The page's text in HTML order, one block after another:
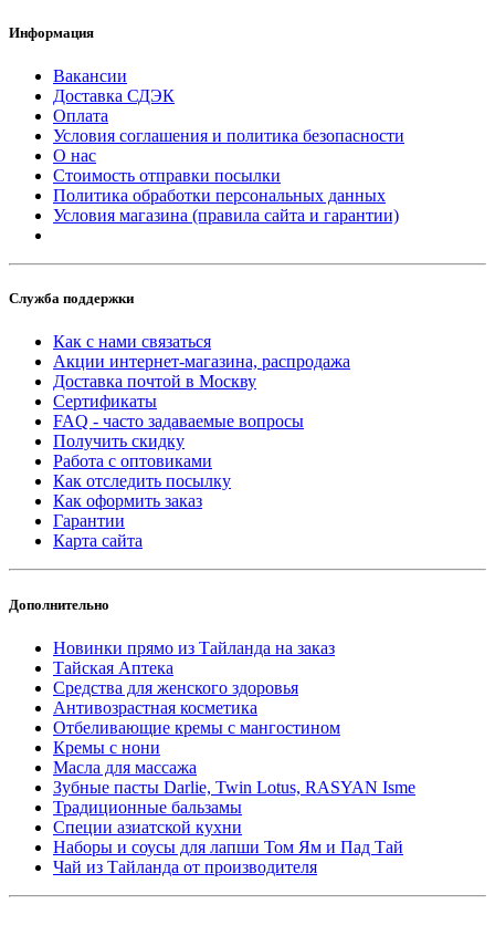
Информация
Вакансии
Доставка СДЭК
Оплата
Условия соглашения и политика безопасности
О нас
Стоимость отправки посылки
Политика обработки персональных данных
Условия магазина (правила сайта и гарантии)
Служба поддержки
Как с нами связаться
Акции интернет-магазина, распродажа
Доставка почтой в Москву
Сертификаты
FAQ - часто задаваемые вопросы
Получить скидку
Работа с оптовиками
Как отследить посылку
Как оформить заказ
Гарантии
Карта сайта
Дополнительно
Новинки прямо из Тайланда на заказ
Тайская Аптека
Средства для женского здоровья
Антивозрастная косметика
Отбеливающие кремы с мангостином
Кремы с нони
Масла для массажа
Зубные пасты Darlie, Twin Lotus, RASYAN Isme
Традиционные бальзамы
Специи азиатской кухни
Наборы и соусы для лапши Том Ям и Пад Тай
Чай из Тайланда от производителя